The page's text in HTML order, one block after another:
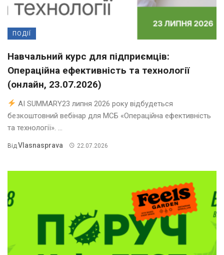
ПОДІЇ
Навчальний курс для підприємців:
Операційна ефективність та технології
(онлайн, 23.07.2026)
AI SUMMARY23 липня 2026 року відбудеться
безкоштовний вебінар для МСБ «Операційна ефективність
та технології». ...
Від Vlasnasprava 22.07.2026